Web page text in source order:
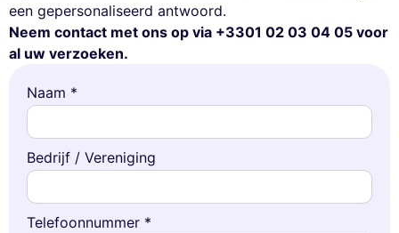
een gepersonaliseerd antwoord.
Neem contact met ons op via +3301 02 03 04 05 voor
al uw verzoeken.
Naam *
Bedrijf / Vereniging
Telefoonnummer *